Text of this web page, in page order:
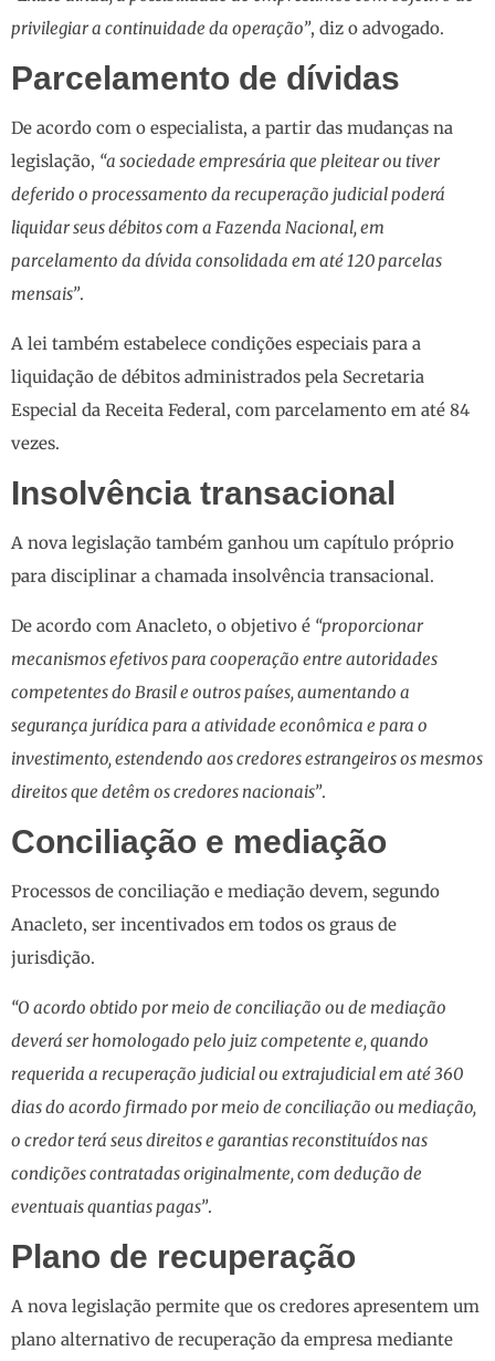
privilegiar a continuidade da operação”, diz o advogado.
Parcelamento de dívidas
De acordo com o especialista, a partir das mudanças na
legislação, “a sociedade empresária que pleitear ou tiver
deferido o processamento da recuperação judicial poderá
liquidar seus débitos com a Fazenda Nacional, em
parcelamento da dívida consolidada em até 120 parcelas
mensais”.
A lei também estabelece condições especiais para a
liquidação de débitos administrados pela Secretaria
Especial da Receita Federal, com parcelamento em até 84
vezes.
Insolvência transacional
A nova legislação também ganhou um capítulo próprio
para disciplinar a chamada insolvência transacional.
De acordo com Anacleto, o objetivo é “proporcionar
mecanismos efetivos para cooperação entre autoridades
competentes do Brasil e outros países, aumentando a
segurança jurídica para a atividade econômica e para o
investimento, estendendo aos credores estrangeiros os mesmos
direitos que detêm os credores nacionais”.
Conciliação e mediação
Processos de conciliação e mediação devem, segundo
Anacleto, ser incentivados em todos os graus de
jurisdição.
“O acordo obtido por meio de conciliação ou de mediação
deverá ser homologado pelo juiz competente e, quando
requerida a recuperação judicial ou extrajudicial em até 360
dias do acordo firmado por meio de conciliação ou mediação,
o credor terá seus direitos e garantias reconstituídos nas
condições contratadas originalmente, com dedução de
eventuais quantias pagas”.
Plano de recuperação
A nova legislação permite que os credores apresentem um
plano alternativo de recuperação da empresa mediante